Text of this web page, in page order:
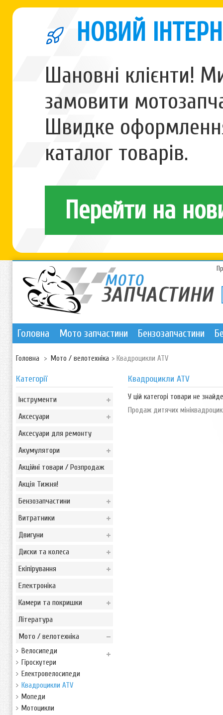
НОВИЙ
Шановні клієнти!
замовити
Швидке
каталог товарів.
Перейти на
Головна Мото запчастини Бензозапчастини
Головна > Мото / велотехніка > Квадроцикли ATV
Категорії
Інструменти
Аксесуари
Аксесуари для ремонту
Акумулятори
Акційні товари / Розпродаж
Акція Тижня!
Бензозапчастини
Витратники
Двигуни
Диски та колеса
Екіпірування
Електроніка
Камери та покришки
Література
Мото / велотехніка
Велосипеди
Гіроскутери
Електровелосипеди
Квадроцикли ATV
Мопеди
Мотоцикли
Квадроцикли ATV
У цій категорі товари не
Продаж дитячих